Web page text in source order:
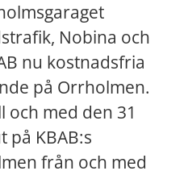
Nobina och
nu kostnadsfria
på Orrholmen.
och med den 31
på KBAB:s
från och med